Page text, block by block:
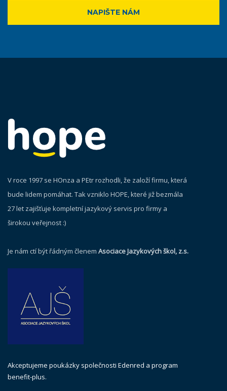
NAPIŠTE NÁM
V roce 1997 se HOnza a PEtr rozhodli, že založí firmu, která
bude lidem pomáhat. Tak vzniklo HOPE, které již bezmála
27 let zajišťuje kompletní jazykový servis pro firmy a
širokou veřejnost :)
Je nám ctí být řádným členem Asociace Jazykových škol, z.s.
Akceptujeme poukázky společnosti Edenred a program
benefit-plus.